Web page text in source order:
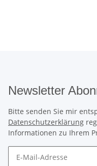
Newsletter
Bitte senden Sie mir
Datenschutzerklärung
Informationen zu Ihrem